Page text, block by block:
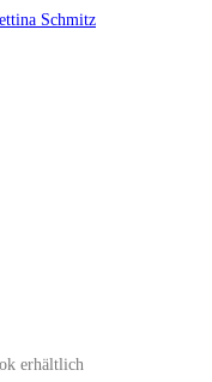
Schmitz
erhältlich